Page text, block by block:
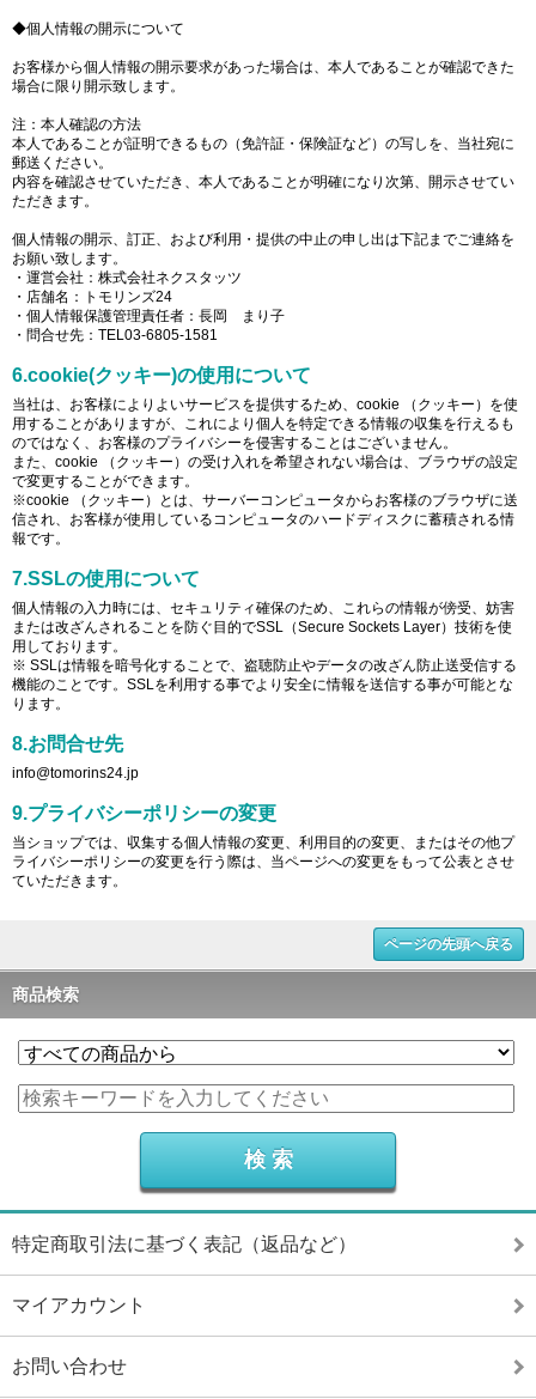
◆個人情報の開示について
お客様から個人情報の開示要求があった場合は、本人であることが確認できた
場合に限り開示致します。
注：本人確認の方法
本人であることが証明できるもの（免許証・保険証など）の写しを、当社宛に
郵送ください。
内容を確認させていただき、本人であることが明確になり次第、開示させてい
ただきます。
個人情報の開示、訂正、および利用・提供の中止の申し出は下記までご連絡を
お願い致します。
・運営会社：株式会社ネクスタッツ
・店舗名：トモリンズ24
・個人情報保護管理責任者：長岡 まり子
・問合せ先：TEL03-6805-1581
6.cookie(クッキー)の使用について
当社は、お客様によりよいサービスを提供するため、cookie （クッキー）を使
用することがありますが、これにより個人を特定できる情報の収集を行えるも
のではなく、お客様のプライバシーを侵害することはございません。
また、cookie （クッキー）の受け入れを希望されない場合は、ブラウザの設定
で変更することができます。
※cookie （クッキー）とは、サーバーコンピュータからお客様のブラウザに送
信され、お客様が使用しているコンピュータのハードディスクに蓄積される情
報です。
7.SSLの使用について
個人情報の入力時には、セキュリティ確保のため、これらの情報が傍受、妨害
または改ざんされることを防ぐ目的でSSL（Secure Sockets Layer）技術を使
用しております。
※ SSLは情報を暗号化することで、盗聴防止やデータの改ざん防止送受信する
機能のことです。SSLを利用する事でより安全に情報を送信する事が可能とな
ります。
8.お問合せ先
info@tomorins24.jp
9.プライバシーポリシーの変更
当ショップでは、収集する個人情報の変更、利用目的の変更、またはその他プ
ライバシーポリシーの変更を行う際は、当ページへの変更をもって公表とさせ
ていただきます。
ページの先頭へ戻る
商品検索
特定商取引法に基づく表記（返品など）
マイアカウント
お問い合わせ